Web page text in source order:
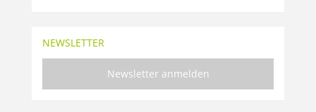
NEWSLETTER
Newsletter anmelden